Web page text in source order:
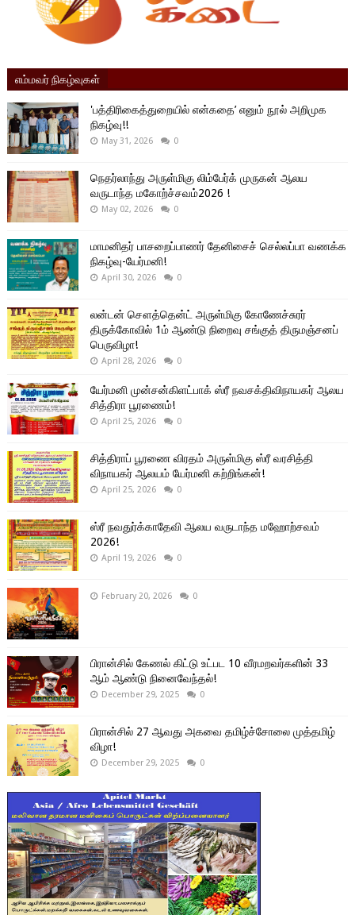
எம்மவர் நிகழ்வுகள்
'பத்திரிகைத்துறையில் என்கதை’ எனும் நூல் அறிமுக
நிகழ்வு!!
May 31, 2026 0
நெதர்லாந்து அருள்மிகு லிம்பேர்க் முருகன் ஆலய
வருடாந்த மகோற்ச்சவம்2026 !
May 02, 2026 0
மாமனிதர் பாசறைப்பாணர் தேனிசைச் செல்லப்பா வணக்க
நிகழ்வு-யேர்மனி!
April 30, 2026 0
லன்டன் சௌத்தென்ட் அருள்மிகு கோணேச்சுரர்
திருக்கோவில் 1ம் ஆண்டு நிறைவு சங்குத் திருமஞ்சனப்
பெருவிழா!
April 28, 2026 0
யேர்மனி முன்சன்கிளட்பாக் ஸ்ரீ நவசக்திவிநாயகர் ஆலய
சித்திரா பூரணைம்!
April 25, 2026 0
சித்திராப் பூரணை விரதம் அருள்மிகு ஸ்ரீ வரசித்தி
விநாயகர் ஆலயம் யேர்மனி கற்றிங்கன்!
April 25, 2026 0
ஸ்ரீ நவதுர்க்காதேவி ஆலய வருடாந்த மஹோற்சவம்
2026!
April 19, 2026 0
February 20, 2026 0
பிரான்சில் கேணல் கிட்டு உட்பட 10 வீரமறவர்களின் 33
ஆம் ஆண்டு நினைவேந்தல்!
December 29, 2025 0
பிரான்சில் 27 ஆவது அகவை தமிழ்ச்சோலை முத்தமிழ்
விழா!
December 29, 2025 0